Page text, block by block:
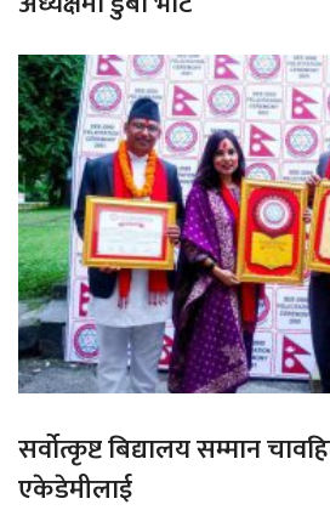
सर्वोत्कृष्ट बिद्यालय सम्मान
एकेडेमीलाई